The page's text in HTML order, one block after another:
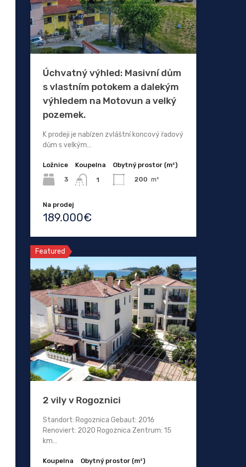
Úchvatný výhled: Masivní dům
s vlastním potokem a dalekým
výhledem na Motovun a velký
pozemek.
K prodeji je nabízen zvláštní koncový řadový
dům s velkým…
Ložnice
3
Koupelna
1
Obytný prostor (m²)
200 m²
Na prodej
189.000€
Featured
2 vily v Rogoznici
Standort: Rogoznica Gebaut: 2016
Renoviert: 2020 Rogoznica Zentrum: 15
km…
Koupelna
Obytný prostor (m²)